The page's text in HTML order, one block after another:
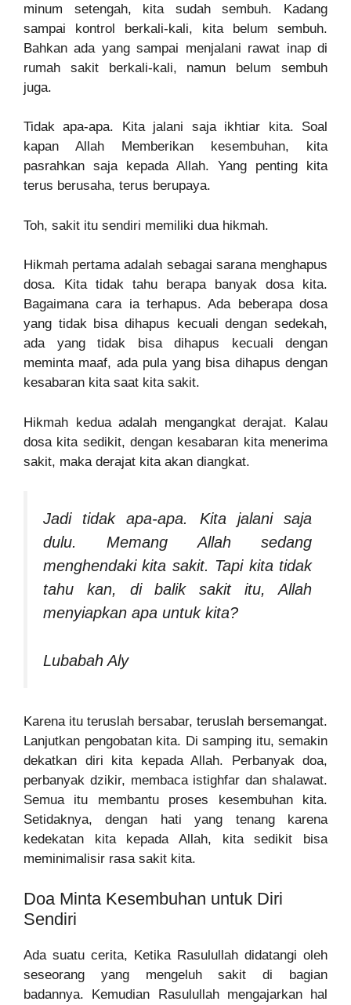
minum setengah, kita sudah sembuh. Kadang
sampai kontrol berkali-kali, kita belum sembuh.
Bahkan ada yang sampai menjalani rawat inap di
rumah sakit berkali-kali, namun belum sembuh
juga.
Tidak apa-apa. Kita jalani saja ikhtiar kita. Soal
kapan Allah Memberikan kesembuhan, kita
pasrahkan saja kepada Allah. Yang penting kita
terus berusaha, terus berupaya.
Toh, sakit itu sendiri memiliki dua hikmah.
Hikmah pertama adalah sebagai sarana menghapus
dosa. Kita tidak tahu berapa banyak dosa kita.
Bagaimana cara ia terhapus. Ada beberapa dosa
yang tidak bisa dihapus kecuali dengan sedekah,
ada yang tidak bisa dihapus kecuali dengan
meminta maaf, ada pula yang bisa dihapus dengan
kesabaran kita saat kita sakit.
Hikmah kedua adalah mengangkat derajat. Kalau
dosa kita sedikit, dengan kesabaran kita menerima
sakit, maka derajat kita akan diangkat.
Jadi tidak apa-apa. Kita jalani saja
dulu. Memang Allah sedang
menghendaki kita sakit. Tapi kita tidak
tahu kan, di balik sakit itu, Allah
menyiapkan apa untuk kita?
Lubabah Aly
Karena itu teruslah bersabar, teruslah bersemangat.
Lanjutkan pengobatan kita. Di samping itu, semakin
dekatkan diri kita kepada Allah. Perbanyak doa,
perbanyak dzikir, membaca istighfar dan shalawat.
Semua itu membantu proses kesembuhan kita.
Setidaknya, dengan hati yang tenang karena
kedekatan kita kepada Allah, kita sedikit bisa
meminimalisir rasa sakit kita.
Doa Minta Kesembuhan untuk Diri
Sendiri
Ada suatu cerita, Ketika Rasulullah didatangi oleh
seseorang yang mengeluh sakit di bagian
badannya. Kemudian Rasulullah mengajarkan hal